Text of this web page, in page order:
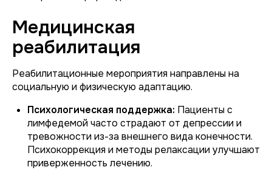
Медицинская
реабилитация
Реабилитационные мероприятия направлены на
социальную и физическую адаптацию.
Психологическая поддержка: Пациенты с
лимфедемой часто страдают от депрессии и
тревожности из-за внешнего вида конечности.
Психокоррекция и методы релаксации улучшают
приверженность лечению.